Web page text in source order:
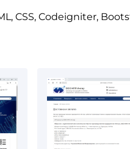
CSS, Codeigniter,